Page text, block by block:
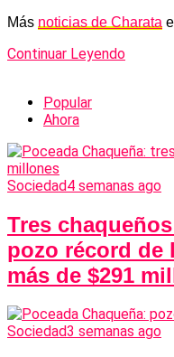
Más noticias de Charata
Continuar Leyendo
Popular
Ahora
Sociedad4 semanas ago
Tres
pozo récord de
más de $291
Sociedad3 semanas ago